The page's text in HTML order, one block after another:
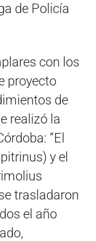
de Policía
con los
proyecto
de
realizó la
“El
y el
trasladaron
el año